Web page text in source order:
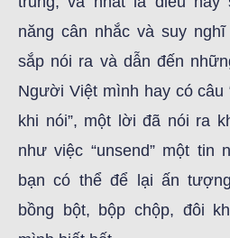
năng cân nhắc và suy
sắp nói ra và dẫn đến
Người Việt mình hay có
khi nói”, một lời đã nói ra
như việc “unsend” một tin
bạn có thể để lại ấn
bồng bột, bộp chộp, đôi